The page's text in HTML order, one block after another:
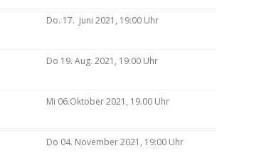
Do. 17. Juni 2021, 19:00 Uhr
Do 19. Aug. 2021, 19:00 Uhr
Mi 06.Oktober 2021, 19.00 Uhr
Do 04. November 2021, 19:00 Uhr